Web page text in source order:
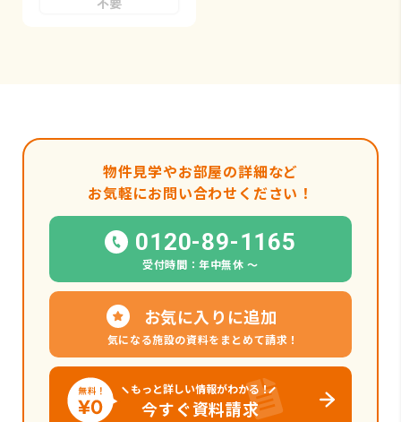
物件見学やお部屋の詳細など
お気軽にお問い合わせください！
0120-89-1165
受付時間：年中無休 〜
お気に入りに追加
気になる施設の資料をまとめて請求！
もっと詳しい情報がわかる！
今すぐ資料請求